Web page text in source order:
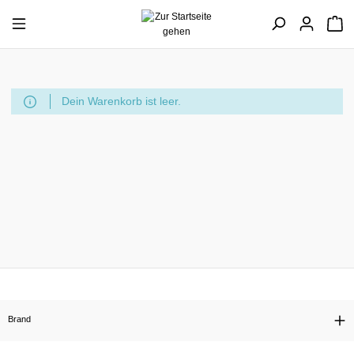
Dein Warenkorb ist leer.
Brand